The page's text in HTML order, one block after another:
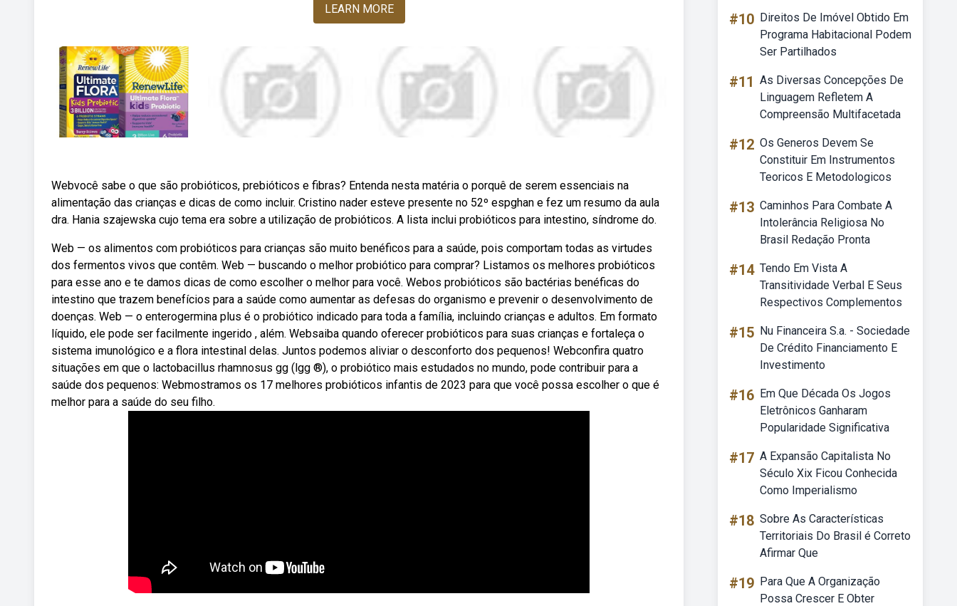
LEARN MORE
Webvocê sabe o que são probióticos, prebióticos e fibras? Entenda nesta matéria o porquê de serem essenciais na
alimentação das crianças e dicas de como incluir. Cristino nader esteve presente no 52º espghan e fez um resumo da aula
dra. Hania szajewska cujo tema era sobre a utilização de probióticos. A lista inclui probióticos para intestino, síndrome do.
Web — os alimentos com probióticos para crianças são muito benéficos para a saúde, pois comportam todas as virtudes
dos fermentos vivos que contêm. Web — buscando o melhor probiótico para comprar? Listamos os melhores probióticos
para esse ano e te damos dicas de como escolher o melhor para você. Webos probióticos são bactérias benéficas do
intestino que trazem benefícios para a saúde como aumentar as defesas do organismo e prevenir o desenvolvimento de
doenças. Web — o enterogermina plus é o probiótico indicado para toda a família, incluindo crianças e adultos. Em formato
líquido, ele pode ser facilmente ingerido , além. Websaiba quando oferecer probióticos para suas crianças e fortaleça o
sistema imunológico e a flora intestinal delas. Juntos podemos aliviar o desconforto dos pequenos! Webconfira quatro
situações em que o lactobacillus rhamnosus gg (lgg ®), o probiótico mais estudados no mundo, pode contribuir para a
saúde dos pequenos: Webmostramos os 17 melhores probióticos infantis de 2023 para que você possa escolher o que é
melhor para a saúde do seu filho.
#10 Direitos De Imóvel Obtido Em
Programa Habitacional Podem
Ser Partilhados
#11 As Diversas Concepções De
Linguagem Refletem A
Compreensão Multifacetada
#12 Os Generos Devem Se
Constituir Em Instrumentos
Teoricos E Metodologicos
#13 Caminhos Para Combate A
Intolerância Religiosa No
Brasil Redação Pronta
#14 Tendo Em Vista A
Transitividade Verbal E Seus
Respectivos Complementos
#15 Nu Financeira S.a. - Sociedade
De Crédito Financiamento E
Investimento
#16 Em Que Década Os Jogos
Eletrônicos Ganharam
Popularidade Significativa
#17 A Expansão Capitalista No
Século Xix Ficou Conhecida
Como Imperialismo
#18 Sobre As Características
Territoriais Do Brasil é Correto
Afirmar Que
#19 Para Que A Organização
Possa Crescer E Obter